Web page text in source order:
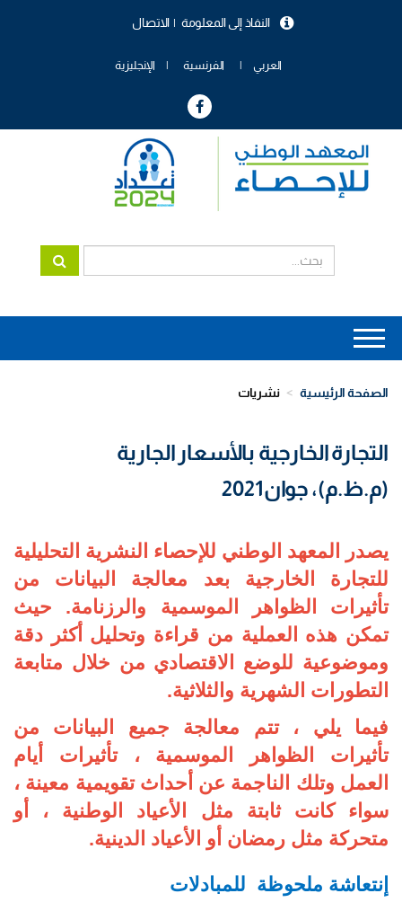
الاتصال النفاذ إلى المعلومة
العربي الفرنسية الإنجليزية
Main
navigation
الصفحة الرئيسية نشريات
التجارة الخارجية بالأسعار الجارية
(م.ظ.م)، جوان2021
يصدر المعهد الوطني للإحصاء النشرية التحليلية
للتجارة الخارجية بعد معالجة البيانات من
تأثيرات الظواهر الموسمية والرزنامة. حيث
تمكن هذه العملية من قراءة وتحليل أكثر دقة
وموضوعية للوضع الاقتصادي من خلال متابعة
التطورات الشهرية والثلاثية.
فيما يلي ، تتم معالجة جميع البيانات من
تأثيرات الظواهر الموسمية ، تأثيرات أيام
العمل وتلك الناجمة عن أحداث تقويمية معينة ،
سواء كانت ثابتة مثل الأعياد الوطنية ، أو
متحركة مثل رمضان أو الأعياد الدينية.
إنتعاشة ملحوظة للمبادلات